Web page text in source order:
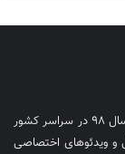
روزنامه فوتبالز، روزنامه ای ورزشی چاپ صبح است که از سال ۹۸ در سراسر کشور
و ویدئوهای اختصاصی